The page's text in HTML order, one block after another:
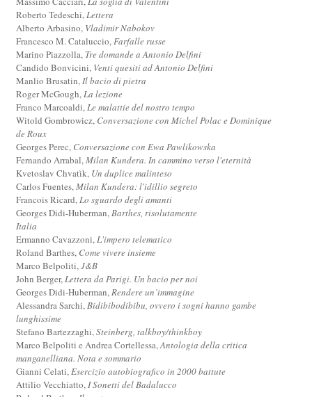
Roberto Tedeschi,Lettera
Alberto Arbasino, Vladimir Nabokov
Francesco M. Cataluccio,Farfalle russe
Marino Piazzolla, Tre domande a Antonio Delfini
Candido Bonvicini, Venti quesiti ad Antonio Delfini
Manlio Brusatin,Il bacio di pietra
Roger McGough,La lezione
Franco Marcoaldi,Le malattie del nostro tempo
Witold Gombrowicz, Conversazione con Michel Polac e Dominique
de Roux
Georges Perec, Conversazione con Ewa Pawlikowska
Fernando Arrabal,Milan Kundera. In cammino verso l'eternità
Kvetoslav Chvatìk, Un duplice malinteso
Carlos Fuentes,Milan Kundera: l'idillio segreto
Francois Ricard,Lo sguardo degli amanti
Georges Didi-Huberman,Barthes, risolutamente
Italia
Ermanno Cavazzoni,L'impero telematico
Roland Barthes, Come vivere insieme
Marco Belpoliti,J&B
John Berger,Lettera da Parigi. Un bacio per noi
Georges Didi-Huberman,Rendere un’immagine
Alessandra Sarchi,Bidibibodibibu, ovvero i sogni hanno gambe
lunghissime
Stefano Bartezzaghi,Steinberg, talkboy/thinkboy
Marco Belpoliti e Andrea Cortellessa,Antologia della critica
manganelliana. Nota e sommario
Gianni Celati,Esercizio autobiografico in 2000 battute
Attilio Vecchiatto,I Sonetti del Badalucco